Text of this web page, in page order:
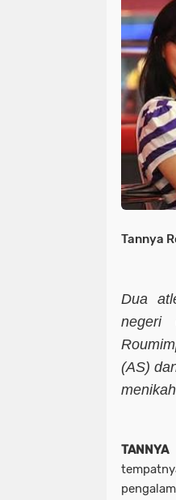
Tannya
Dua
negeri
(AS)
TANNYA